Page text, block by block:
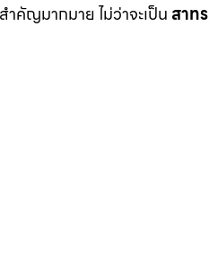
คัญมากมาย ไม่ว่าจะเป็น สาทร